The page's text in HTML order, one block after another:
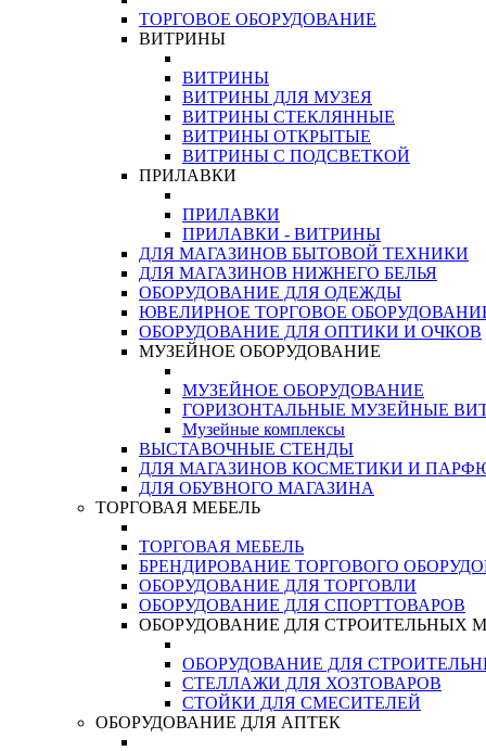
ТОРГОВОЕ ОБОРУДОВАНИЕ
ВИТРИНЫ
ВИТРИНЫ
ВИТРИНЫ ДЛЯ МУЗЕЯ
ВИТРИНЫ СТЕКЛЯННЫЕ
ВИТРИНЫ ОТКРЫТЫЕ
ВИТРИНЫ С ПОДСВЕТКОЙ
ПРИЛАВКИ
ПРИЛАВКИ
ПРИЛАВКИ - ВИТРИНЫ
ДЛЯ МАГАЗИНОВ БЫТОВОЙ ТЕХНИКИ
ДЛЯ МАГАЗИНОВ НИЖНЕГО БЕЛЬЯ
ОБОРУДОВАНИЕ ДЛЯ ОДЕЖДЫ
ЮВЕЛИРНОЕ ТОРГОВОЕ
ОБОРУДОВАНИЕ ДЛЯ ОПТИКИ И ОЧКОВ
МУЗЕЙНОЕ ОБОРУДОВАНИЕ
МУЗЕЙНОЕ ОБОРУДОВАНИЕ
ГОРИЗОНТАЛЬНЫЕ МУЗЕЙНЫЕ
Музейные комплексы
ВЫСТАВОЧНЫЕ СТЕНДЫ
ДЛЯ МАГАЗИНОВ КОСМЕТИКИ И
ДЛЯ ОБУВНОГО МАГАЗИНА
ТОРГОВАЯ МЕБЕЛЬ
ТОРГОВАЯ МЕБЕЛЬ
БРЕНДИРОВАНИЕ ТОРГОВОГО
ОБОРУДОВАНИЕ ДЛЯ ТОРГОВЛИ
ОБОРУДОВАНИЕ ДЛЯ СПОРТТОВАРОВ
ОБОРУДОВАНИЕ ДЛЯ СТРОИТЕЛЬНЫХ
ОБОРУДОВАНИЕ ДЛЯ
СТЕЛЛАЖИ ДЛЯ ХОЗТОВАРОВ
СТОЙКИ ДЛЯ СМЕСИТЕЛЕЙ
ОБОРУДОВАНИЕ ДЛЯ АПТЕК